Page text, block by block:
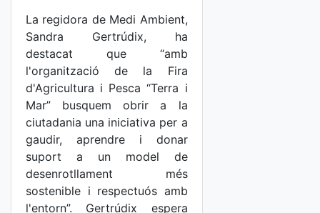
La regidora de Medi Ambient,
Sandra Gertrúdix, ha
destacat que “amb
l'organització de la Fira
d'Agricultura i Pesca “Terra i
Mar” busquem obrir a la
ciutadania una iniciativa per a
gaudir, aprendre i donar
suport a un model de
desenrotllament més
sostenible i respectuós amb
l'entorn”. Gertrúdix espera